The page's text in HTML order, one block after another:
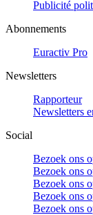
Publicité
Abonnements
Euractiv Pro
Newsletters
Rapporteur
Newsletters
Social
Bezoek ons
Bezoek ons
Bezoek ons
Bezoek ons
Bezoek ons